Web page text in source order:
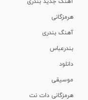
هرمزگانی
آهنگ بندری
بندرعباس
دانلود
موسیقی
هرمزگانی دات نت